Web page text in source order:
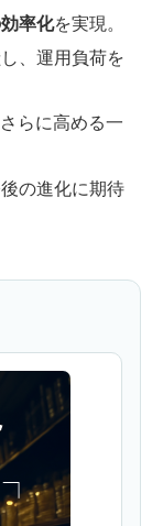
率化を実現。
、運用負荷を
らに高める一
の進化に期待